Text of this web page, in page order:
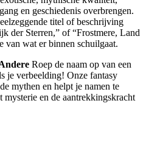
en geschiedenis overbrengen.
titel of beschrijving
der Sterren,” of “Frostmere, Land
van wat er binnen schuilgaat.
Roep de naam op van een
je verbeelding! Onze fantasy
mythen en helpt je namen te
mysterie en de aantrekkingskracht